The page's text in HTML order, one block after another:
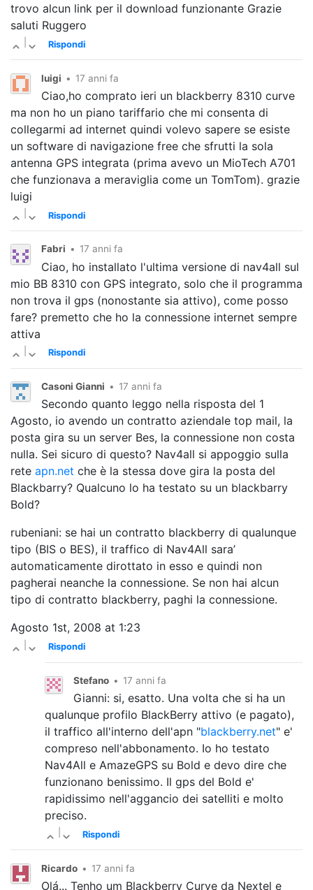
trovo alcun link per il download funzionante Grazie
saluti Ruggero
Rispondi
luigi • 17 anni fa
Ciao,ho comprato ieri un blackberry 8310 curve
ma non ho un piano tariffario che mi consenta di
collegarmi ad internet quindi volevo sapere se esiste
un software di navigazione free che sfrutti la sola
antenna GPS integrata (prima avevo un MioTech A701
che funzionava a meraviglia come un TomTom). grazie
luigi
Rispondi
Fabri • 17 anni fa
Ciao, ho installato l'ultima versione di nav4all sul
mio BB 8310 con GPS integrato, solo che il programma
non trova il gps (nonostante sia attivo), come posso
fare? premetto che ho la connessione internet sempre
attiva
Rispondi
Casoni Gianni • 17 anni fa
Secondo quanto leggo nella risposta del 1
Agosto, io avendo un contratto aziendale top mail, la
posta gira su un server Bes, la connessione non costa
nulla. Sei sicuro di questo? Nav4all si appoggio sulla
rete apn.net che è la stessa dove gira la posta del
Blackbarry? Qualcuno lo ha testato su un blackbarry
Bold?
rubeniani: se hai un contratto blackberry di qualunque
tipo (BIS o BES), il traffico di Nav4All sara’
automaticamente dirottato in esso e quindi non
pagherai neanche la connessione. Se non hai alcun
tipo di contratto blackberry, paghi la connessione.
Agosto 1st, 2008 at 1:23
Rispondi
Stefano • 17 anni fa
Gianni: si, esatto. Una volta che si ha un
qualunque profilo BlackBerry attivo (e pagato),
il traffico all'interno dell'apn "blackberry.net" e'
compreso nell'abbonamento. Io ho testato
Nav4All e AmazeGPS su Bold e devo dire che
funzionano benissimo. Il gps del Bold e'
rapidissimo nell'aggancio dei satelliti e molto
preciso.
Rispondi
Ricardo • 17 anni fa
Olá... Tenho um Blackberry Curve da Nextel e